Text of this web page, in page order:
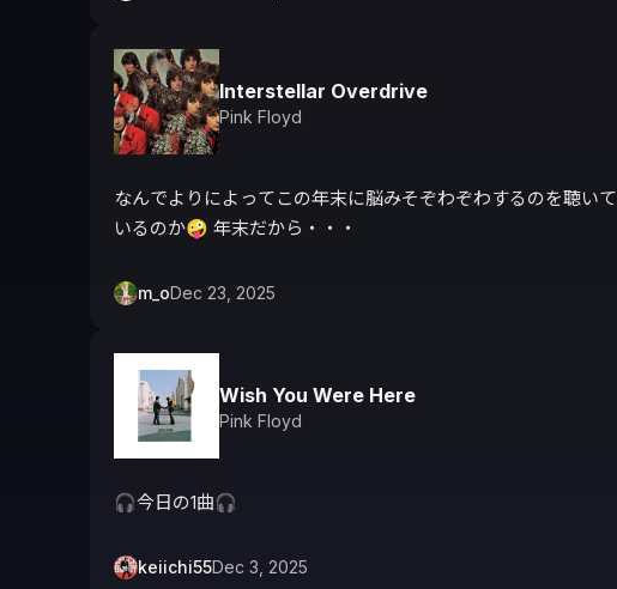
Interstellar Overdrive
Pink Floyd
なんでよりによってこの年末に脳みそぞわぞわするのを聴いて
いるのか🤪 年末だから・・・
m_oDec 23, 2025
Wish You Were Here
Pink Floyd
🎧今日の1曲🎧
keiichi55Dec 3, 2025